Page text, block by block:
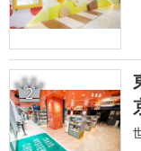
2